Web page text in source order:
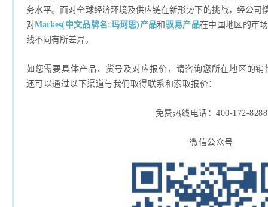
务水平。面对全球经济环境及供应链在新形势下的挑战，经公司
对Markes(中文品牌名:玛珂思)产品和 驭易产品在中国地区的市
线不同有所差异。
如您需要具体产品、货号及对应报价，请咨询您所在地区的
还可以通过以下渠道与我们取得联系和索取报价：
免费热线电话：400-172-8288
微信公众号